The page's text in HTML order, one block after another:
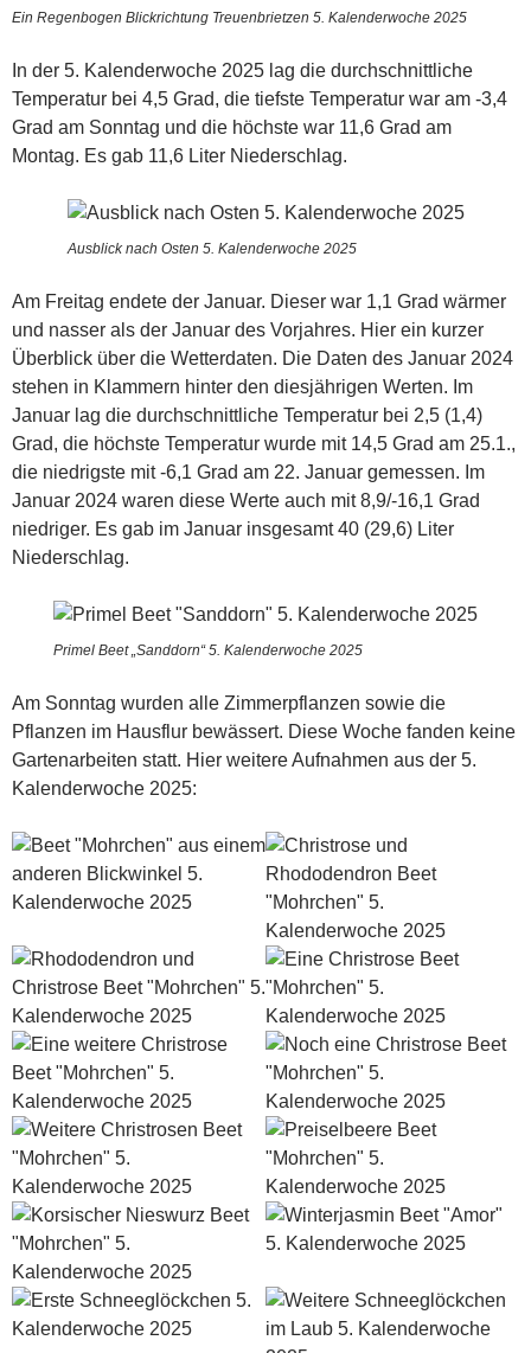
Ein Regenbogen Blickrichtung Treuenbrietzen 5. Kalenderwoche 2025
In der 5. Kalenderwoche 2025 lag die durchschnittliche
Temperatur bei 4,5 Grad, die tiefste Temperatur war am -3,4
Grad am Sonntag und die höchste war 11,6 Grad am
Montag. Es gab 11,6 Liter Niederschlag.
Ausblick nach Osten 5. Kalenderwoche 2025
Am Freitag endete der Januar. Dieser war 1,1 Grad wärmer
und nasser als der Januar des Vorjahres. Hier ein kurzer
Überblick über die Wetterdaten. Die Daten des Januar 2024
stehen in Klammern hinter den diesjährigen Werten. Im
Januar lag die durchschnittliche Temperatur bei 2,5 (1,4)
Grad, die höchste Temperatur wurde mit 14,5 Grad am 25.1.,
die niedrigste mit -6,1 Grad am 22. Januar gemessen. Im
Januar 2024 waren diese Werte auch mit 8,9/-16,1 Grad
niedriger. Es gab im Januar insgesamt 40 (29,6) Liter
Niederschlag.
Primel Beet „Sanddorn“ 5. Kalenderwoche 2025
Am Sonntag wurden alle Zimmerpflanzen sowie die
Pflanzen im Hausflur bewässert. Diese Woche fanden keine
Gartenarbeiten statt. Hier weitere Aufnahmen aus der 5.
Kalenderwoche 2025: